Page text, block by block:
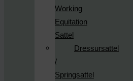
Working
Equitation
Sattel
Dressursattel
/
Springsattel